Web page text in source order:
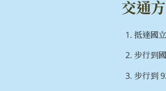
交通
抵達國
步行到
步行到